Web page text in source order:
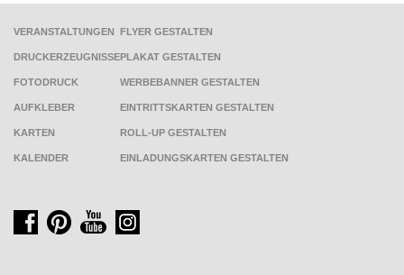
VERANSTALTUNGEN
DRUCKERZEUGNISSE
FOTODRUCK
AUFKLEBER
KARTEN
KALENDER
FLYER GESTALTEN
PLAKAT GESTALTEN
WERBEBANNER GESTALTEN
EINTRITTSKARTEN GESTALTEN
ROLL-UP GESTALTEN
EINLADUNGSKARTEN GESTALTEN